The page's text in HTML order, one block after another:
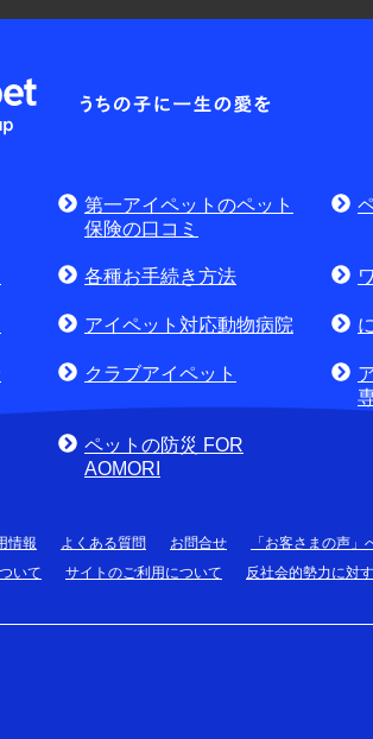
るお問合せ・資料請求)
お電
第一アイペットのペット
保険の口コミ
各種お手続き方法
アイペット対応動物病院
クラブアイペット
ペットの防災 FOR
AOMORI
情報 よくある質問 お問合せ 「お客さまの声」
いて サイトのご利用について 反社会的勢力に対